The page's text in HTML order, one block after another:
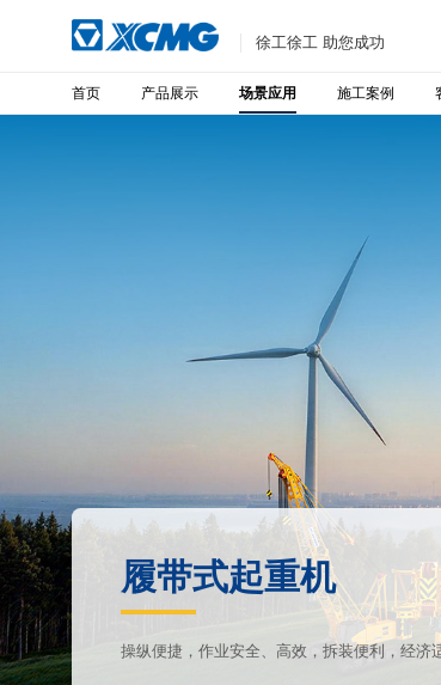
徐工徐工 助您成功
首页 产品展示 场景应用 施工案例
履带式起重机
操纵便捷，作业安全、高效，拆装便利，经济